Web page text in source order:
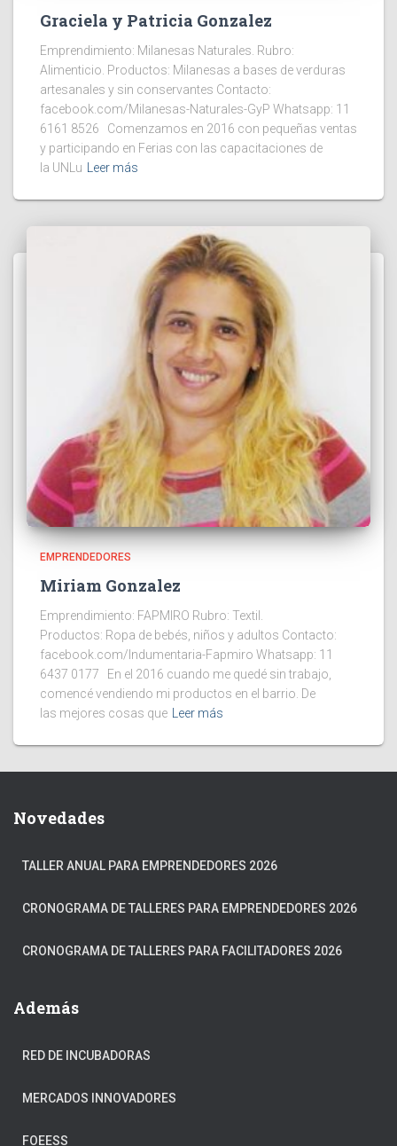
Graciela y Patricia Gonzalez
Emprendimiento: Milanesas Naturales. Rubro:
Alimenticio. Productos: Milanesas a bases de verduras
artesanales y sin conservantes Contacto:
facebook.com/Milanesas-Naturales-GyP Whatsapp: 11
6161 8526 Comenzamos en 2016 con pequeñas ventas
y participando en Ferias con las capacitaciones de
la UNLu Leer más
EMPRENDEDORES
Miriam Gonzalez
Emprendimiento: FAPMIRO Rubro: Textil.
Productos: Ropa de bebés, niños y adultos Contacto:
facebook.com/Indumentaria-Fapmiro Whatsapp: 11
6437 0177 En el 2016 cuando me quedé sin trabajo,
comencé vendiendo mi productos en el barrio. De
las mejores cosas que
Leer más
Novedades
TALLER ANUAL PARA EMPRENDEDORES 2026
CRONOGRAMA DE TALLERES PARA EMPRENDEDORES 2026
CRONOGRAMA DE TALLERES PARA FACILITADORES 2026
Además
RED DE INCUBADORAS
MERCADOS INNOVADORES
FOEESS